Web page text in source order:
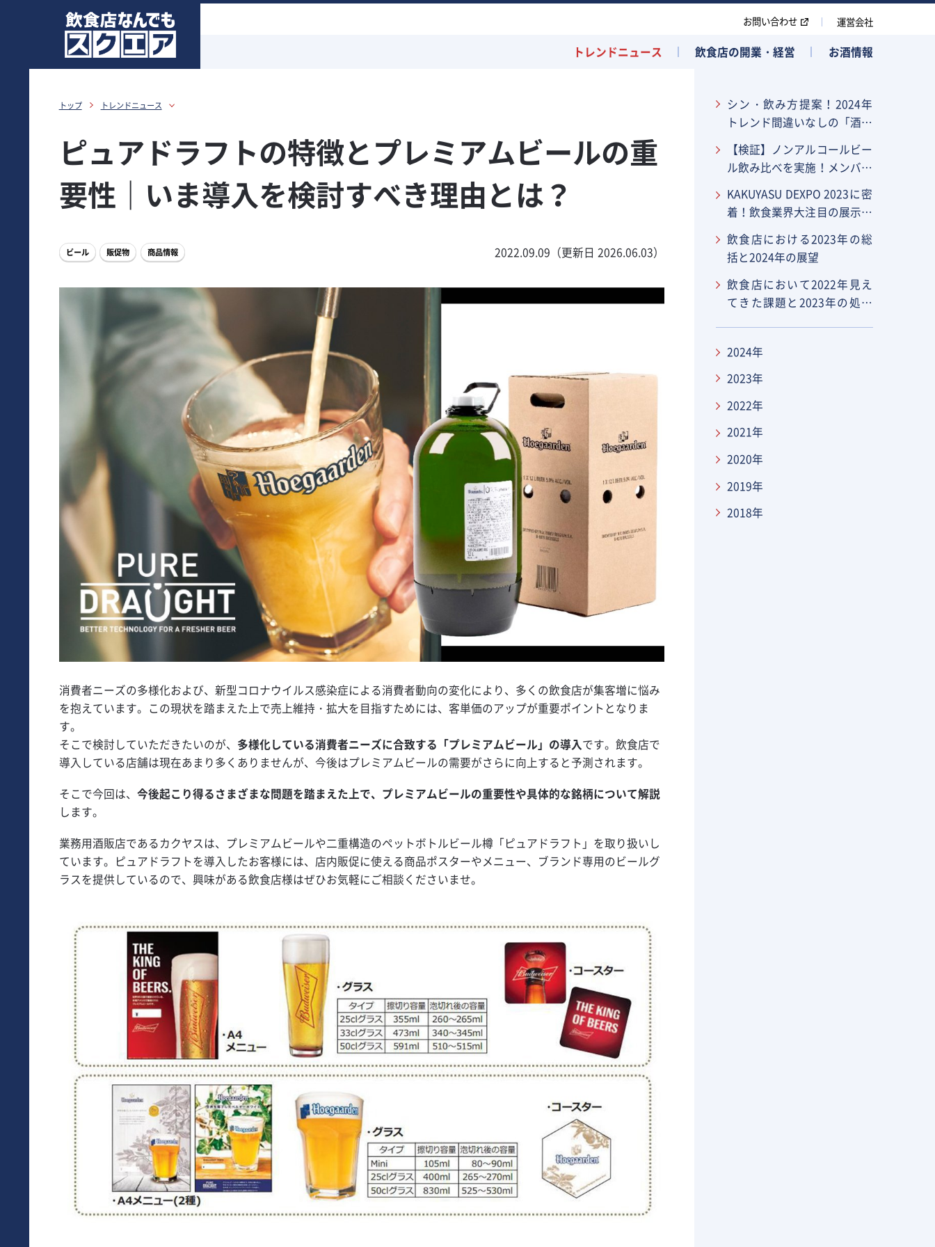
お問い合わせ 運営会社
トレンドニュース 飲食店の開業・経営 お酒情報
トップ トレンドニュース
ピュアドラフトの特徴とプレミアムビールの重
要性｜いま導入を検討すべき理由とは？
ビール 販促物 商品情報 2022.09.09（更新日 2026.06.03）
消費者ニーズの多様化および、新型コロナウイルス感染症による消費者動向の変化により、多くの飲食店が集客増に悩み
を抱えています。この現状を踏まえた上で売上維持・拡大を目指すためには、客単価のアップが重要ポイントとなりま
す。
そこで検討していただきたいのが、 多様化している消費者ニーズに合致する「プレミアムビール」の導入です。飲食店で
導入している店舗は現在あまり多くありませんが、今後はプレミアムビールの需要がさらに向上すると予測されます。
そこで今回は、 今後起こり得るさまざまな問題を踏まえた上で、プレミアムビールの重要性や具体的な銘柄について解説
します。
業務用酒販店であるカクヤスは、プレミアムビールや二重構造のペットボトルビール樽「ピュアドラフト」を取り扱いし
ています。ピュアドラフトを導入したお客様には、店内販促に使える商品ポスターやメニュー、ブランド専用のビールグ
ラスを提供しているので、興味がある飲食店様はぜひお気軽にご相談くださいませ。
シン・飲み方提案！2024年
トレンド間違いなしの「酒ハ
イボール」とは？
【検証】ノンアルコールビー
ル飲み比べを実施！メンバー
はカクヤス営業60名
KAKUYASU DEXPO 2023に密
着！飲食業界大注目の展示会
が4年ぶりに復活！
飲食店における2023年の総
括と2024年の展望
飲食店において2022年見え
てきた課題と2023年の処方
2024年
2023年
2022年
2021年
2020年
2019年
2018年